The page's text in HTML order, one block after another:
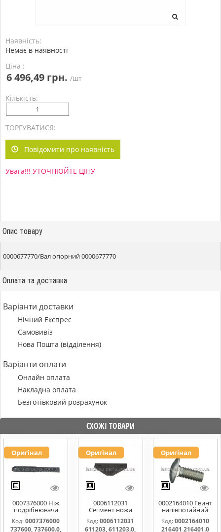
Наявність:
Немає в наявності
Ціна :
6 496,49 грн. /шт
Кількість:
ТОРГУВАТИСЯ:
Повідомити про наявність
Увага!!! УТОЧНЮЙТЕ ЦІНУ
Опис товару
0000677770/Вал опорний 0000677770
Оплата та доставка
Варіанти доставки
Нічний Експрес
Самовивіз
Нова Пошта (відділення)
Варіанти оплати
Онлайн оплата
Накладна оплата
Безготівковий розрахунок
СХОЖІ ТОВАРИ
Оригінал
0007376000 Ніж
подрібнювача
соломи,рухомий
737600, 737600.0,
Код:0007376000
737600, 737600.0,
Оригінал
0006112031
Сегмент ножа
жатки 611203,
611203.0,
Код: 0006112031
611203, 611203.0,
Оригінал
0002164010 Гвинт
напівпотайний
М10х25х20
216401 216401.0
Код:0002164010
216401 216401.0